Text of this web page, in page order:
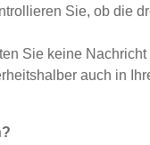
Sie, ob die
Sie keine
auch in